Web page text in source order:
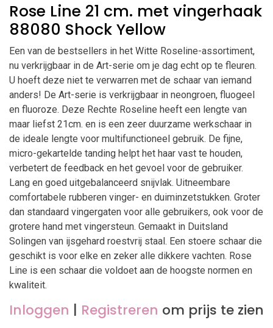
Rose Line 21 cm. met vingerhaak
88080 Shock Yellow
Een van de bestsellers in het Witte Roseline-assortiment,
nu verkrijgbaar in de Art-serie om je dag echt op te fleuren.
U hoeft deze niet te verwarren met de schaar van iemand
anders! De Art-serie is verkrijgbaar in neongroen, fluogeel
en fluoroze. Deze Rechte Roseline heeft een lengte van
maar liefst 21cm. en is een zeer duurzame werkschaar in
de ideale lengte voor multifunctioneel gebruik. De fijne,
micro-gekartelde tanding helpt het haar vast te houden,
verbetert de feedback en het gevoel voor de gebruiker.
Lang en goed uitgebalanceerd snijvlak. Uitneembare
comfortabele rubberen vinger- en duiminzetstukken. Groter
dan standaard vingergaten voor alle gebruikers, ook voor de
grotere hand met vingersteun. Gemaakt in Duitsland
Solingen van ijsgehard roestvrij staal. Een stoere schaar die
geschikt is voor elke en zeker alle dikkere vachten. Rose
Line is een schaar die voldoet aan de hoogste normen en
kwaliteit.
Inloggen | Registreren om prijs te zien